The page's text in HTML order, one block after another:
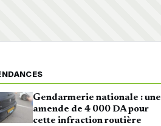
Gendarmerie nationale : une
amende de 4 000 DA pour
cette infraction routière